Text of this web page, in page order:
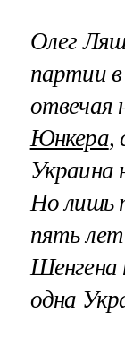
Олег
партии в
отвечая
Юнкера,
Украина
Но лишь
пять
одна